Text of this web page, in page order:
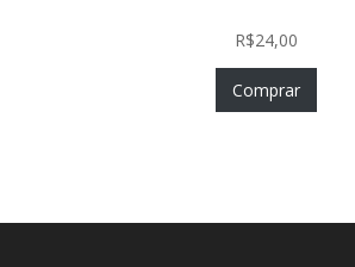
R$24,00
Comprar